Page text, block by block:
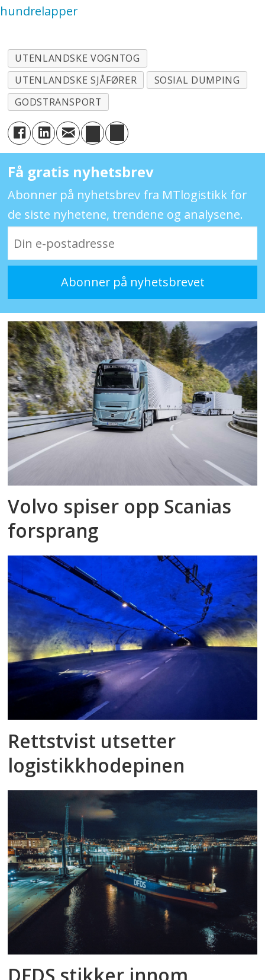
hundrelapper
UTENLANDSKE VOGNTOG
UTENLANDSKE SJÅFØRER
SOSIAL DUMPING
GODSTRANSPORT
Få gratis nyhetsbrev
Abonner på nyhetsbrev fra MTlogistikk for
de siste nyhetene, trendene og analysene.
Volvo spiser opp Scanias
forsprang
Rettstvist utsetter
logistikkhodepinen